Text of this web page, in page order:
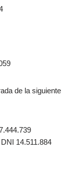
de la siguiente
14.511.884